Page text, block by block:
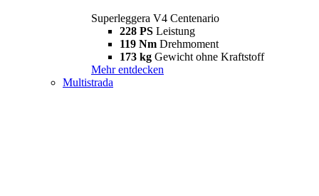
Superleggera V4 Centenario
228 PS Leistung
119 Nm Drehmoment
173 kg Gewicht ohne Kraftstoff
Mehr entdecken
Multistrada